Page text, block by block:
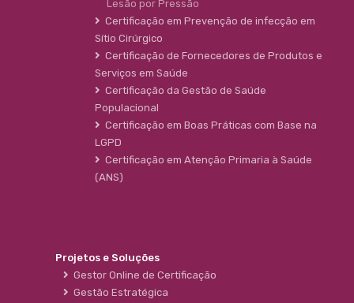
Lesão por Pressão
Certificação em Prevenção de infecção em
Sítio Cirúrgico
Certificação de Fornecedores de Produtos e
Serviços em Saúde
Certificação da Gestão de Saúde
Populacional
Certificação em Boas Práticas com Base na
LGPD
Certificação em Atenção Primaria à Saúde
(ANS)
Projetos e Soluções
Gestor Online de Certificação
Gestão Estratégica